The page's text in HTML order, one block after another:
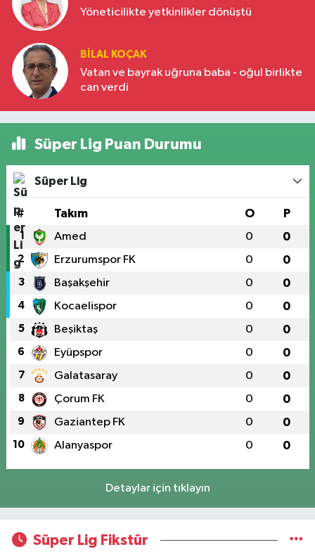
Yöneticilikte yetkinlikler dönüştü
BILAL KOÇAK
Vatan ve bayrak uğruna baba - oğul birlikte
can verdi
Süper Lig Puan Durumu
Süper Lig
# Takım O P
1 Amed 0 0
2 Erzurumspor FK 0 0
3 Başakşehir 0 0
4 Kocaelispor 0 0
5 Beşiktaş 0 0
6 Eyüpspor 0 0
7 Galatasaray 0 0
8 Çorum FK 0 0
9 Gaziantep FK 0 0
10 Alanyaspor 0 0
Detaylar için tıklayın
Süper Lig Fikstür